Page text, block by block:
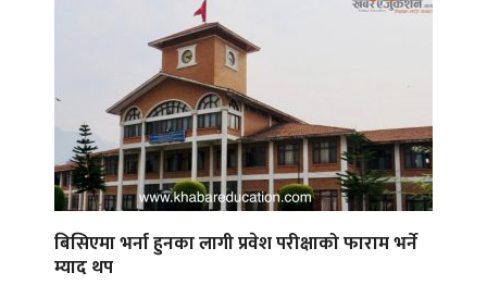
बिसिएमा भर्ना हुनका लागी प्रवेश परीक्षाको फाराम भर्ने
म्याद थप